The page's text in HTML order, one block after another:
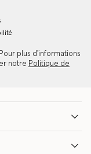
plus d'informations
notre Politique de